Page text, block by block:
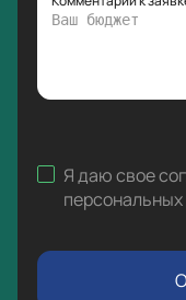
Я даю свое